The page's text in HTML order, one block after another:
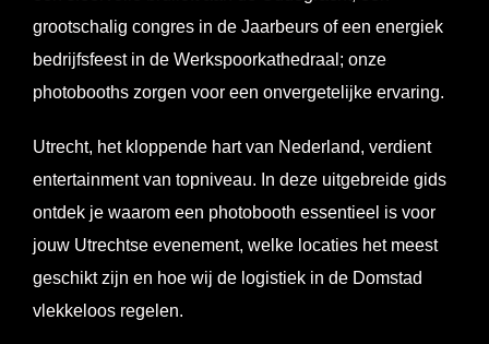
grootschalig congres in de Jaarbeurs of een energiek
bedrijfsfeest in de Werkspoorkathedraal; onze
photobooths zorgen voor een onvergetelijke ervaring.
Utrecht, het kloppende hart van Nederland, verdient
entertainment van topniveau. In deze uitgebreide gids
ontdek je waarom een photobooth essentieel is voor
jouw Utrechtse evenement, welke locaties het meest
geschikt zijn en hoe wij de logistiek in de Domstad
vlekkeloos regelen.